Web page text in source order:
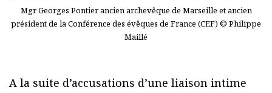
Mgr Georges Pontier ancien archevêque de Marseille et ancien
président de la Conférence des évêques de France (CEF) © Philippe
Maillé
A la suite d’accusations d’une liaison intime